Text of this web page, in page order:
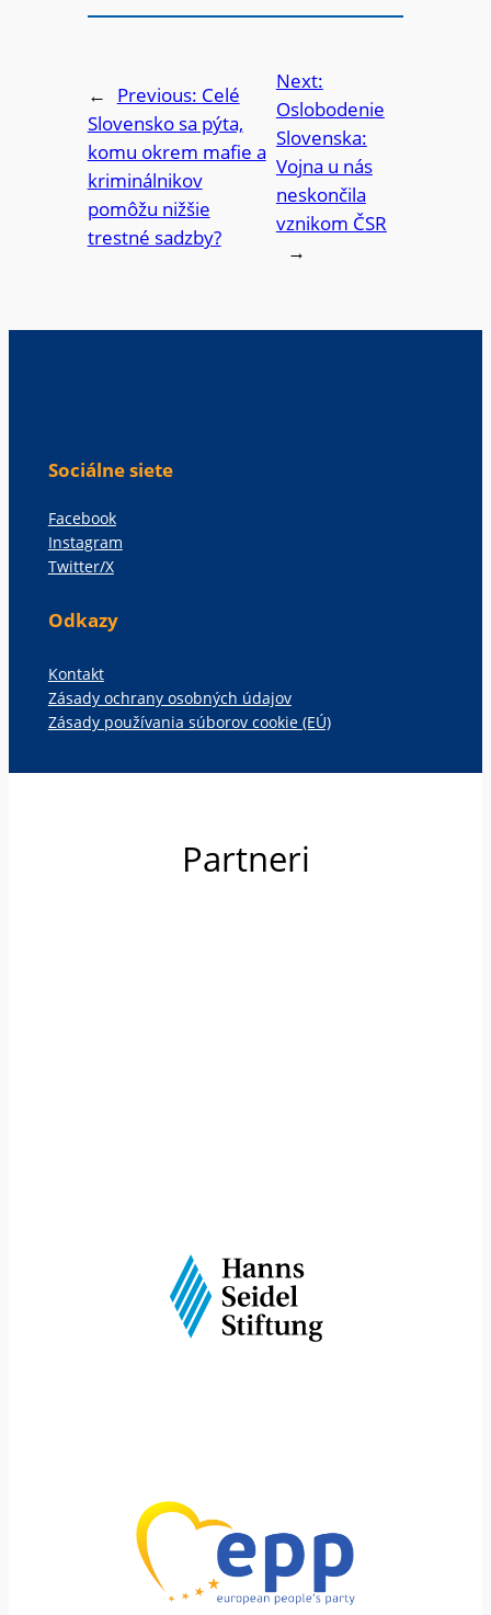
← Previous: Celé
Slovensko sa pýta,
komu okrem mafie a
kriminálnikov
pomôžu nižšie
trestné sadzby?
Next:
Oslobodenie
Slovenska:
Vojna u nás
neskončila
vznikom ČSR
→
Sociálne siete
Facebook
Instagram
Twitter/X
Odkazy
Kontakt
Zásady ochrany osobných údajov
Zásady používania súborov cookie (EÚ)
Partneri